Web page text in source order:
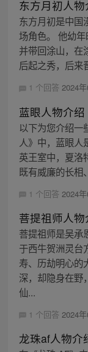
东方月初人物
东方月初是中国
场角色。 他幼
并带回涂山，在
后起之秀，后来
1 个回答 2024
蓝眼人物介绍
以下为您介绍一
人》中，蓝眼
英王室中，夏洛
既有威廉的长相
1 个回答 2024
菩提祖师人物
菩提祖师是吴承
于西牛贺洲灵台
寿、历劫明心的
深，却隐身在野
仙...
1 个回答 2024
龙珠af人物介